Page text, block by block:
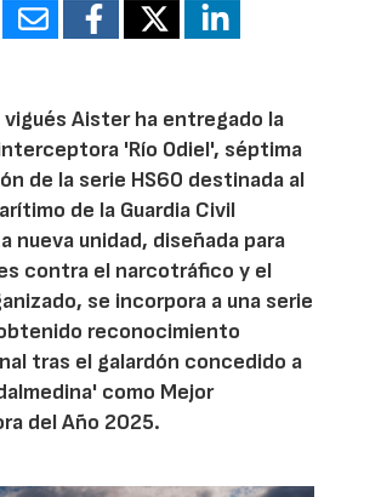
Aister ha entregado la
'Río Odiel', séptima
de la serie HS60 destinada al
de la Guardia Civil
nueva unidad, diseñada para
contra el narcotráfico y el
se incorpora a una serie
reconocimiento
tras el galardón concedido a
como Mejor
del Año 2025.